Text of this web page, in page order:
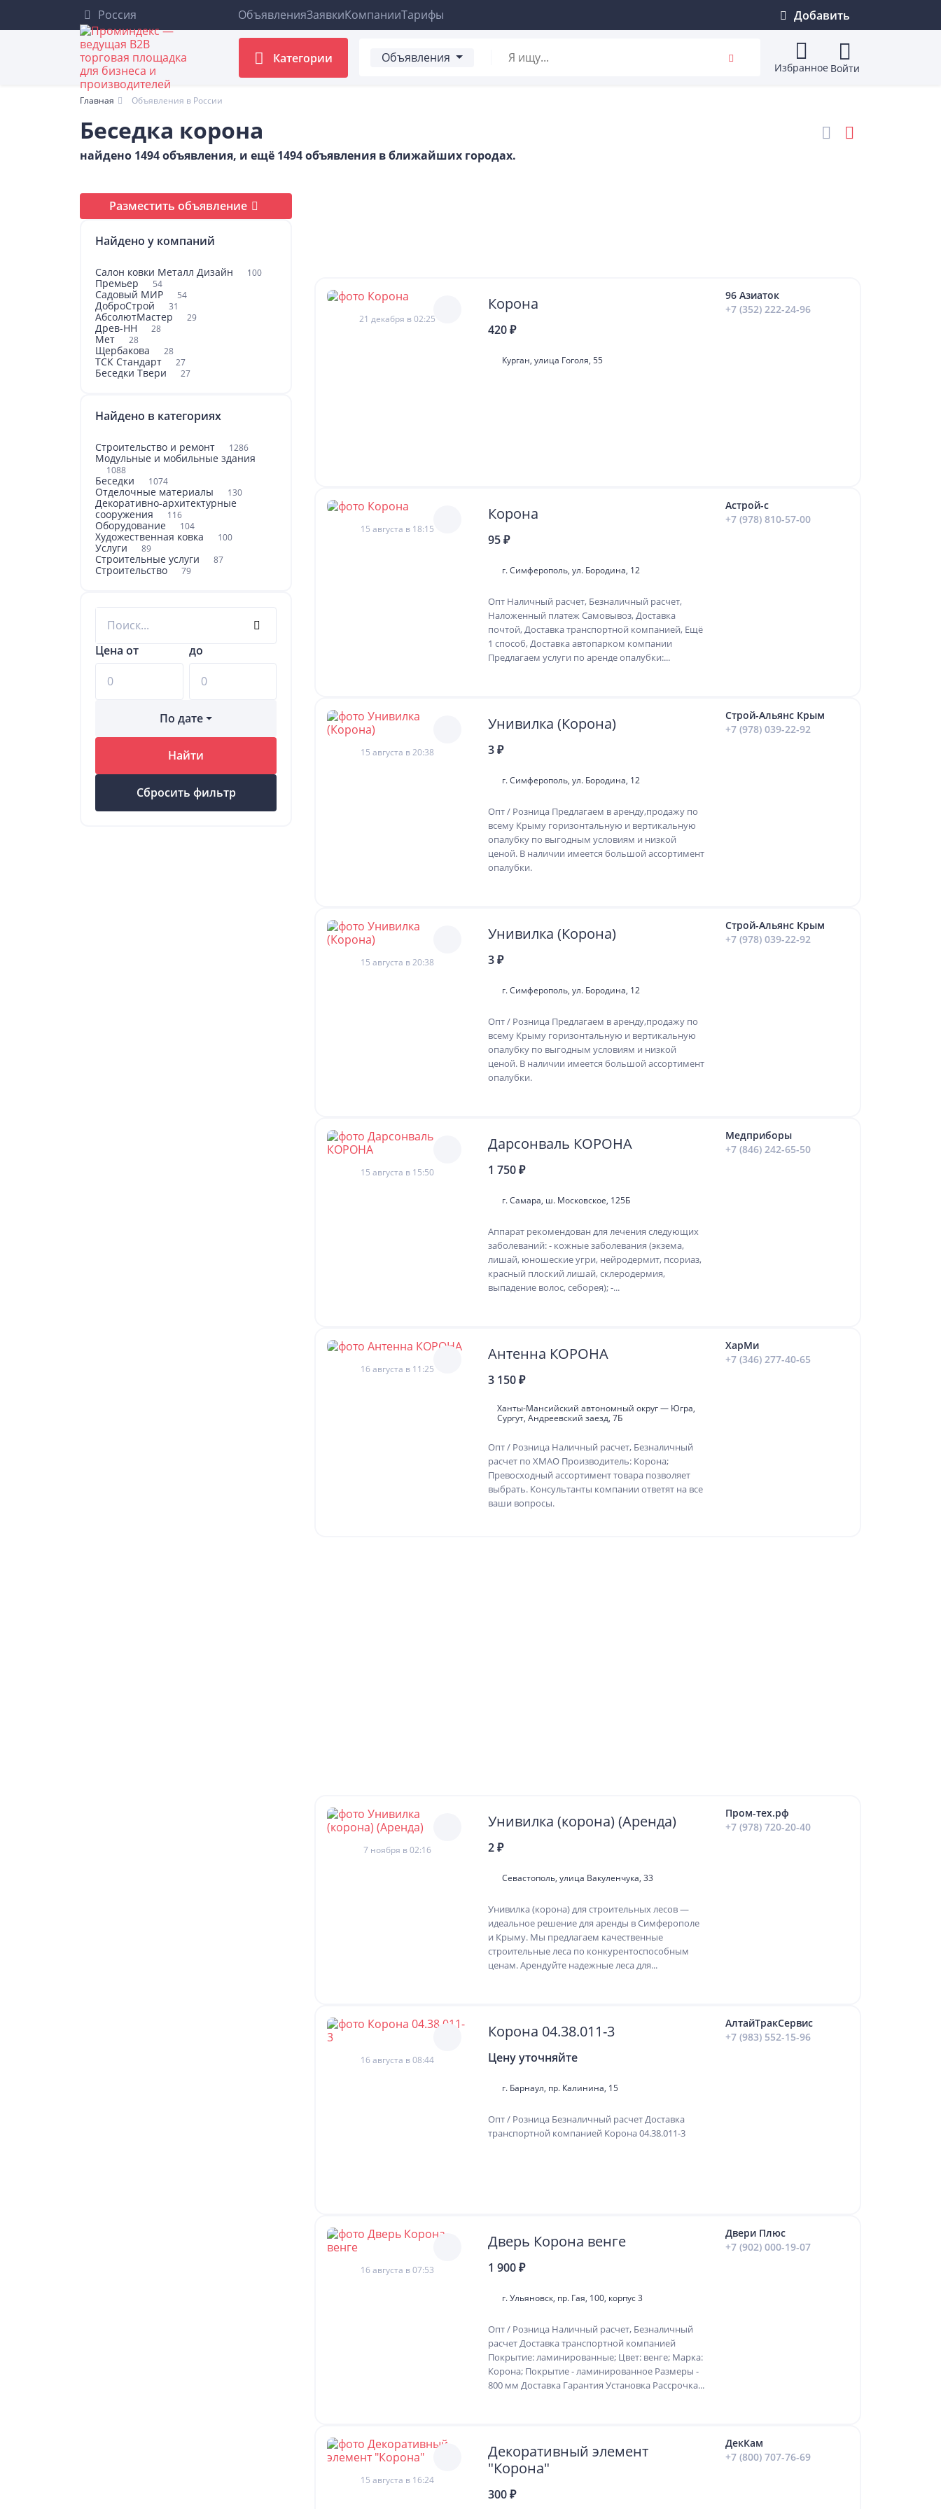
Россия ОбъявленияЗаявкиКомпанииТарифы Добавить
Категории Объявления
Избранное Войти
Главная Объявления в России
Беседка корона
найдено 1494 объявления, и ещё 1494 объявления в ближайших городах.
Разместить объявление
Найдено у компаний
Салон ковки Металл Дизайн 100
Премьер 54
Садовый МИР 54
ДоброСтрой 31
АбсолютМастер 29
Древ-НН 28
Мет 28
Щербакова 28
ТСК Стандарт 27
Беседки Твери 27
Найдено в категориях
Строительство и ремонт 1286
Модульные и мобильные здания
1088
Беседки 1074
Отделочные материалы 130
Декоративно-архитектурные
сооружения
116
Оборудование 104
Художественная ковка 100
Услуги 89
Строительные услуги 87
Строительство 79
Цена от до
По дате
Найти
Сбросить фильтр
21 декабря в 02:25
Корона
420 ₽
Курган, улица Гоголя, 55
96 Азиаток
+7 (352) 222-24-96
15 августа в 18:15
Корона
95 ₽
г. Симферополь, ул. Бородина, 12
Опт Наличный расчет, Безналичный расчет,
Наложенный платеж Самовывоз, Доставка
почтой, Доставка транспортной компанией, Ещё
1 способ, Доставка автопарком компании
Предлагаем услуги по аренде опалубки:...
Астрой-с
+7 (978) 810-57-00
15 августа в 20:38
Унивилка (Корона)
3 ₽
г. Симферополь, ул. Бородина, 12
Опт / Розница Предлагаем в аренду,продажу по
всему Крыму горизонтальную и вертикальную
опалубку по выгодным условиям и низкой
ценой. В наличии имеется большой ассортимент
опалубки.
Строй-Альянс Крым
+7 (978) 039-22-92
15 августа в 20:38
Унивилка (Корона)
3 ₽
г. Симферополь, ул. Бородина, 12
Опт / Розница Предлагаем в аренду,продажу по
всему Крыму горизонтальную и вертикальную
опалубку по выгодным условиям и низкой
ценой. В наличии имеется большой ассортимент
опалубки.
Строй-Альянс Крым
+7 (978) 039-22-92
15 августа в 15:50
Дарсонваль КОРОНА
1 750 ₽
г. Самара, ш. Московское, 125Б
Аппарат рекомендован для лечения следующих
заболеваний: - кожные заболевания (экзема,
лишай, юношеские угри, нейродермит, псориаз,
красный плоский лишай, склеродермия,
выпадение волос, себорея); -...
Медприборы
+7 (846) 242-65-50
16 августа в 11:25
Антенна КОРОНА
3 150 ₽
Ханты-Мансийский автономный округ — Югра,
Сургут, Андреевский заезд, 7Б
Опт / Розница Наличный расчет, Безналичный
расчет по ХМАО Производитель: Корона;
Превосходный ассортимент товара позволяет
выбрать. Консультанты компании ответят на все
ваши вопросы.
ХарМи
+7 (346) 277-40-65
7 ноября в 02:16
Унивилка (корона) (Аренда)
2 ₽
Севастополь, улица Вакуленчука, 33
Унивилка (корона) для строительных лесов —
идеальное решение для аренды в Симферополе
и Крыму. Мы предлагаем качественные
строительные леса по конкурентоспособным
ценам. Арендуйте надежные леса для...
Пром-тех.рф
+7 (978) 720-20-40
16 августа в 08:44
Корона 04.38.011-3
Цену уточняйте
г. Барнаул, пр. Калинина, 15
Опт / Розница Безналичный расчет Доставка
транспортной компанией Корона 04.38.011-3
АлтайТракСервис
+7 (983) 552-15-96
16 августа в 07:53
Дверь Корона венге
1 900 ₽
г. Ульяновск, пр. Гая, 100, корпус 3
Опт / Розница Наличный расчет, Безналичный
расчет Доставка транспортной компанией
Покрытие: ламинированные; Цвет: венге; Марка:
Корона; Покрытие - ламинированное Размеры -
800 мм Доставка Гарантия Установка Рассрочка...
Двери Плюс
+7 (902) 000-19-07
15 августа в 16:24
Декоративный элемент
"Корона"
300 ₽
ДекКам
+7 (800) 707-76-69